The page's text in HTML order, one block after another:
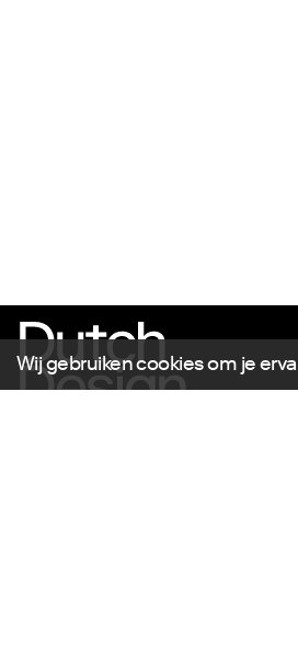
Wij gebruiken cookies om je